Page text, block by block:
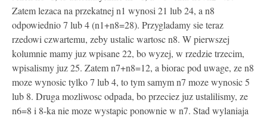
Zatem lezaca na przekatnej n1 wynosi 21 lub 24, a n8
odpowiednio 7 lub 4 (n1+n8=28). Przygladamy sie teraz
rzedowi czwartemu, zeby ustalic wartosc n8. W pierwszej
kolumnie mamy juz wpisane 22, bo wyzej, w rzedzie trzecim,
wpisalismy juz 25. Zatem n7+n8=12, a biorac pod uwage, ze n8
moze wynosic tylko 7 lub 4, to tym samym n7 moze wynosic 5
lub 8. Druga mozliwosc odpada, bo przeciez juz ustalilismy, ze
n6=8 i 8-ka nie moze wystapic ponownie w n7. Stad wylaniaja